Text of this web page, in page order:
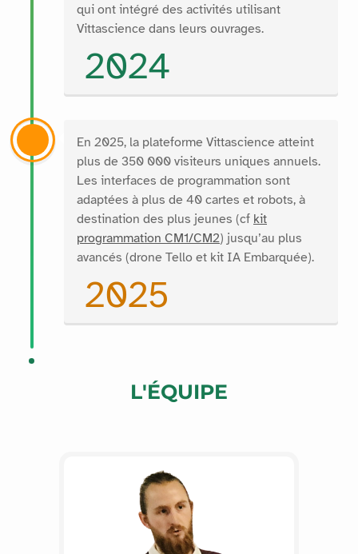
qui ont intégré des activités utilisant
Vittascience dans leurs ouvrages.
2024
En 2025, la plateforme Vittascience atteint
plus de 350 000 visiteurs uniques annuels.
Les interfaces de programmation sont
adaptées à plus de 40 cartes et robots, à
destination des plus jeunes (cf kit
programmation CM1/CM2) jusqu’au plus
avancés (drone Tello et kit IA Embarquée).
2025
L'ÉQUIPE